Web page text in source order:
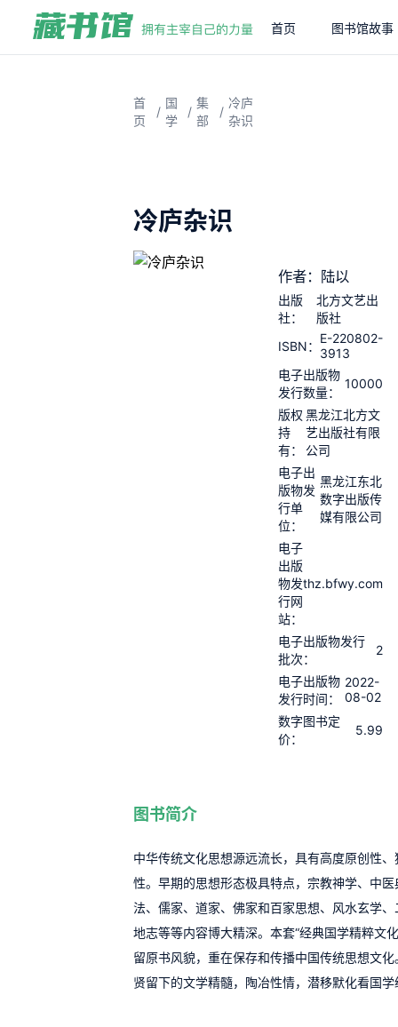
首页 图书馆故事
首
页
/
国
学
/
集
部
/
冷庐
杂识
冷庐杂识
作者：陆以
出版
社：
北方文艺出
版社
ISBN：
E-220802-
3913
电子出版物
发行数量：
10000
版权
持
有：
黑龙江北方文
艺出版社有限
公司
电子出
版物发
行单
位：
黑龙江东北
数字出版传
媒有限公司
电子
出版
物发
行网
站：
thz.bfwy.com
电子出版物发行
批次：
2
电子出版物
发行时间：
2022-
08-02
数字图书定
价：
5.99
图书简介
中华传统文化思想源远流长，具有高度原创性
性。早期的思想形态极具特点，宗教神学、中
法、儒家、道家、佛家和百家思想、风水玄学
地志等等内容博大精深。本套“经典国学精粹文
留原书风貌，重在保存和传播中国传统思想文
贤留下的文学精髓，陶冶性情，潜移默化看国学